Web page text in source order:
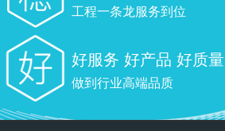
工程一条龙服务到位
好服务 好产品 好质量
做到行业高端品质